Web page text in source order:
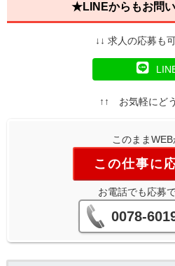
★LINEからもお問
↓↓ 求人の応募も
↑↑ お気軽にど
このままWEB
この仕事に
お電話でも応募
0078-